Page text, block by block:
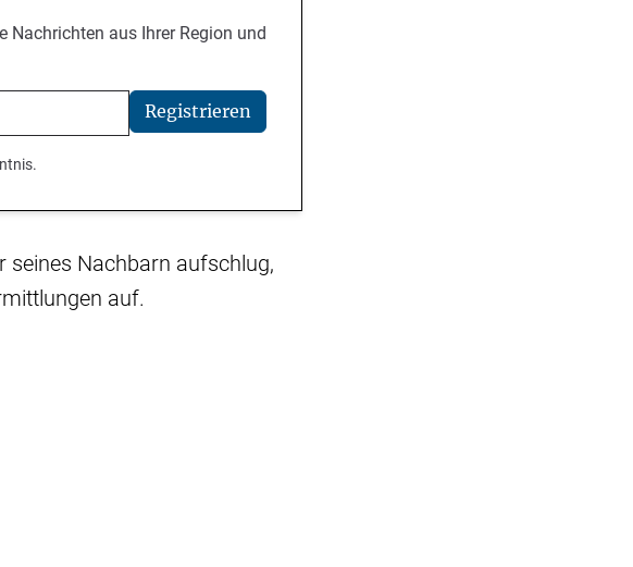
Nachrichten aus Ihrer Region und
Registrieren
seines Nachbarn aufschlug,
auf.